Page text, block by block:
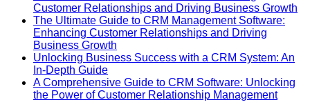
Berbasis
ARM
di
Era
Digital
Business:
A
Comprehensive
Guide
to
Sales
CRM:
Your
Performance
and
Best
CRM
for
Business:
Ultimate
Guide
on
The
Ultimate
to
CRM:
Customer Relationships and Driving Business Growth
The Ultimate Guide to CRM Management Software:
Enhancing Customer Relationships and Driving
Business Growth
Comments
The
Ultimate
Unlocking Business Success with a CRM System: An
In-Depth GuideNo
Comments
on
A Comprehensive Guide to CRM Software: Unlocking
the Power of Customer Relationship ManagementNo